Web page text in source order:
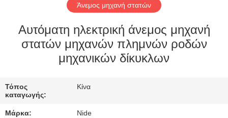
ΈΛΕΓΧΟΣ
ΜΑΣ
ΕΠΑΦΉ
ΜΕ
Άνεμος μηχανή στατών
Αυτόματη ηλεκτρική άνεμος μηχανή
στατών μηχανών πλημνών ροδών
μηχανικών δίκυκλων
Τόπος
καταγωγής:
Κίνα
Μάρκα: Nide